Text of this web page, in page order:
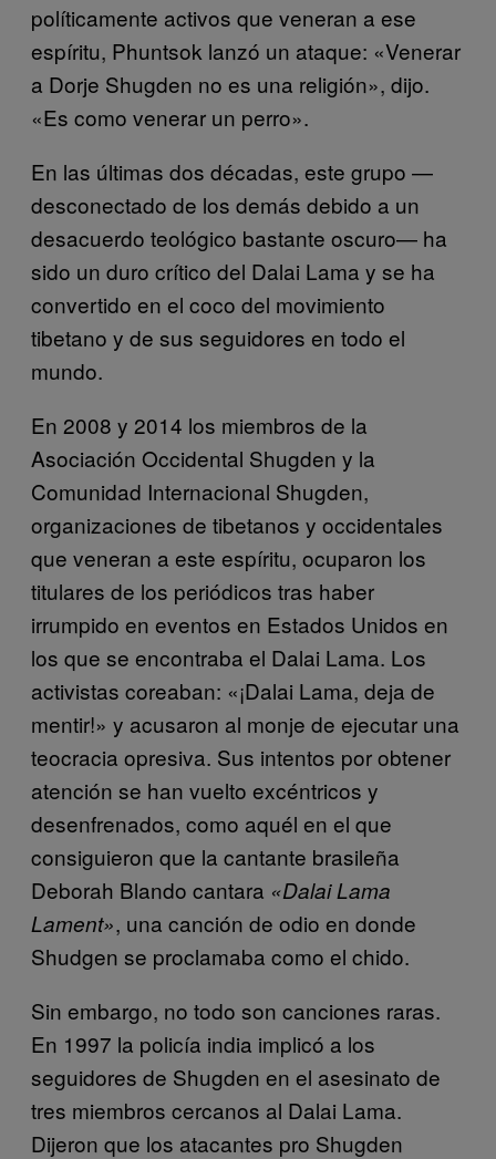
políticamente activos que veneran a ese
espíritu, Phuntsok lanzó un ataque: «Venerar
a Dorje Shugden no es una religión», dijo.
«Es como venerar un perro».
En las últimas dos décadas, este grupo —
desconectado de los demás debido a un
desacuerdo teológico bastante oscuro— ha
sido un duro crítico del Dalai Lama y se ha
convertido en el coco del movimiento
tibetano y de sus seguidores en todo el
mundo.
En 2008 y 2014 los miembros de la
Asociación Occidental Shugden y la
Comunidad Internacional Shugden,
organizaciones de tibetanos y occidentales
que veneran a este espíritu, ocuparon los
titulares de los periódicos tras haber
irrumpido en eventos en Estados Unidos en
los que se encontraba el Dalai Lama. Los
activistas coreaban: «¡Dalai Lama, deja de
mentir!» y acusaron al monje de ejecutar una
teocracia opresiva. Sus intentos por obtener
atención se han vuelto excéntricos y
desenfrenados, como aquél en el que
consiguieron que la cantante brasileña
Deborah Blando cantara «Dalai Lama
Lament», una canción de odio en donde
Shudgen se proclamaba como el chido.
Sin embargo, no todo son canciones raras.
En 1997 la policía india implicó a los
seguidores de Shugden en el asesinato de
tres miembros cercanos al Dalai Lama.
Dijeron que los atacantes pro Shugden